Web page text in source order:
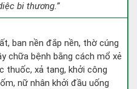
bi thương.”
ban nền đắp nền, thờ cúng
chữa bệnh bằng cách mổ xẻ
thuốc, xả tang, khởi công
nữ nhân khởi đầu uống